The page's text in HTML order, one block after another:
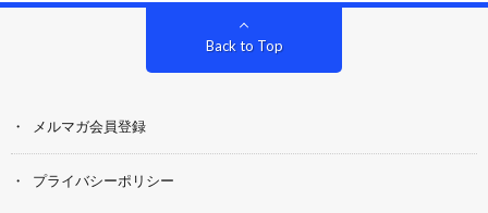
Back to Top
メルマガ会員登録
プライバシーポリシー